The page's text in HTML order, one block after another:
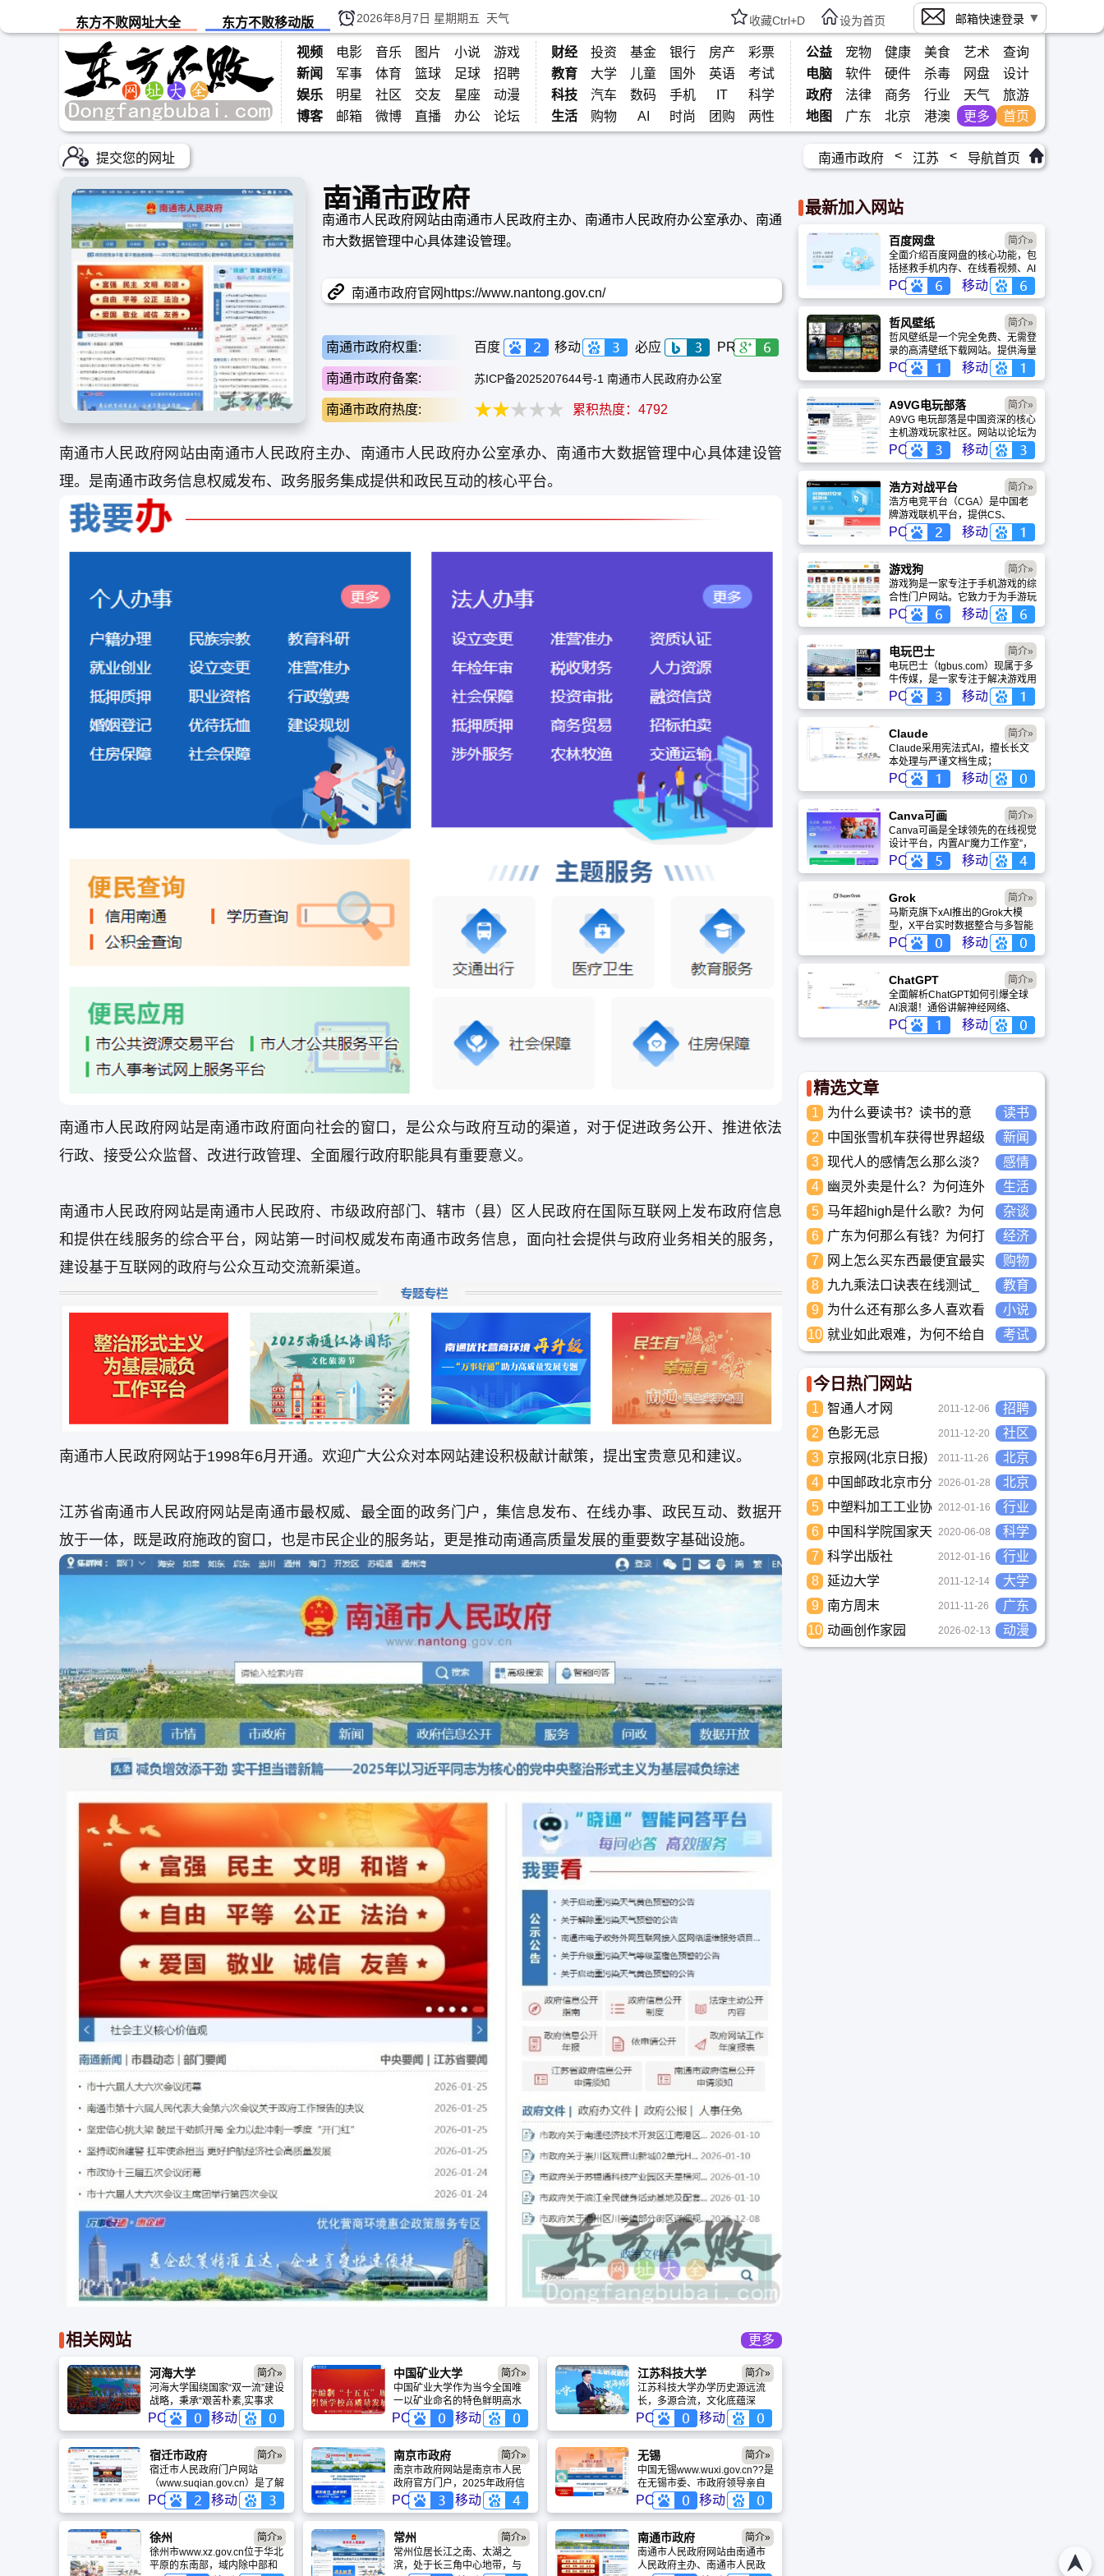
东方不败网址大全 东方不败移动版 2026年8月7日 星期期五 天气 收藏Ctrl+D 设为首页 邮箱快速登录
视频 电影 音乐 图片 小说
游戏
新闻
军事 体育 篮球 足球
招聘
娱乐
明星 社区 交友 星座
动漫
博客
邮箱 微博 直播 办公 论坛
财经 投资 基金 银行 房产
彩票
教育
大学 儿童 国外 英语
考试
科技
汽车 数码 手机 IT
科学
生活
购物 AI 时尚 团购 两性
公益 宠物 健康 美食 艺术
查询
电脑
软件 硬件 杀毒 网盘
设计
政府
法律 商务 行业 天气
旅游
地图
广东 北京 港澳 更多 首页
提交您的网址 南通市政府 < 江苏 < 导航首页
南通市政府
南通市人民政府网站由南通市人民政府主办、南通市人民政府办公室承办、南通
市大数据管理中心具体建设管理。
南通市政府官网https://www.nantong.gov.cn/
南通市政府权重: 百度 移动 必应 PR
南通市政府备案: 苏ICP备2025207644号-1 南通市人民政府办公室
南通市政府热度: 累积热度： 4792
南通市人民政府网站由南通市人民政府主办、南通市人民政府办公室承办、南通市大数据管理中心具体建设管
理。是南通市政务信息权威发布、政务服务集成提供和政民互动的核心平台。
南通市人民政府网站是南通市政府面向社会的窗口，是公众与政府互动的渠道，对于促进政务公开、推进依法
行政、接受公众监督、改进行政管理、全面履行政府职能具有重要意义。
南通市人民政府网站是南通市人民政府、市级政府部门、辖市（县）区人民政府在国际互联网上发布政府信息
和提供在线服务的综合平台，网站第一时间权威发布南通市政务信息，面向社会提供与政府业务相关的服务，
建设基于互联网的政府与公众互动交流新渠道。
南通市人民政府网站于1998年6月开通。欢迎广大公众对本网站建设积极献计献策，提出宝贵意见和建议。
江苏省南通市人民政府网站是南通市最权威、最全面的政务门户，集信息发布、在线办事、政民互动、数据开
放于一体，既是政府施政的窗口，也是市民企业的服务站，更是推动南通高质量发展的重要数字基础设施。
相关网站 更多
河海大学
河海大学围绕国家“双一流”建设
战略，秉承“艰苦朴素,实事求
是，严格要求，勇于探索”校
训，全面加强党的领导，全面
提升治理能力，深化内涵式发
展，正在朝着世界一流特色研
究型大学的奋斗目标迈进。
PC 移动
简介» 中国矿业大学
中国矿业大学作为当今全国唯
一以矿业命名的特色鲜明高水
平大学，在上级主管部门、煤
炭能源行业和社会各界的支持
下，通过长期发展和建设，已
经形成了以工科为主、以矿业
为特色，理工文管等多学科协
调发展的学科专业体系和多科
性大学的基本格局。
PC 移动
简介» 江苏科技大学
江苏科技大学办学历史源远流
长，多源合流，文化底蕴深
厚。学校源自1933年上海大公
职业学校，1953年组建上海船
舶工业学校——新中国第一所
造船中等专业学校，1970年迁
至镇江，1971年更名为镇江船
舶工业学校，1978年升格为本
科并更名为镇江船舶学院，
1993年更名为华东船舶工业学
院。
PC 移动
简介»
宿迁市政府
宿迁市人民政府门户网站
（www.suqian.gov.cn）是了解
宿迁、办事创业、参与治理的
重要官方门户，兼具权威性、
服务性与互动性。发布宿迁市
委、市政府重大决策、市长刘
浩等领导调研动态、政策解读
等一手信息。
PC 移动
简介» 南京市政府
南京市政府网站是南京市人民
政府官方门户，2025年政府信
息公开合格率100%。提供个
人/法人服务超500项，年在线
办理量超500万件；开设“书记
信箱”“市长信箱”，留言按期办
结率100%；发布统计公报、经
济数据等公共数据超500项，联
PC 移动
简介» 无锡
中国无锡www.wuxi.gov.cn??是
在无锡市委、市政府领导亲自
关心、 指导下建立和发展起来
的政府门户网站，这是一个依
托因特网，集对外宣传、政务
公开、网上办事、政民互动功
能于一体，市县区两级政府统
一对外的政府门户网站。积极
PC 移动
简介»
徐州
徐州市www.xz.gov.cn位于华北
平原的东南部，域内除中部和
简介» 常州
常州位居长江之南、太湖之
滨，处于长三角中心地带，与
简介» 南通市政府
南通市人民政府网站由南通市
人民政府主办、南通市人民政
简介»
最新加入网站
百度网盘
全面介绍百度网盘的核心功能，包
括拯救手机内存、在线看视频、AI
智能做笔记与总结长文。详细解答
数据安全性及服务器备份机制，带
你了解GenFlow AI智能体如何帮
你高效办公与学习。
PC 移动
简介»
哲风壁纸
哲风壁纸是一个完全免费、无需登
录的高清壁纸下载网站。提供海量
4K、8K超清电脑与手机壁纸，涵
盖动漫、风景、赛博朋克等多元风
格。支持动态壁纸与头像制作，国
内访问极速，是美化桌面的首选平
台。
PC 移动
简介»
A9VG电玩部落
A9VG 电玩部落是中国资深的核心
主机游戏玩家社区。网站以论坛为
核心，提供全面的主机游戏资讯、
攻略和资料库，覆盖
PlayStation、Xbox、Switch 等全
平台。凭借其深厚的历史积淀和活
跃的用户群体，A9VG 成为硬核玩
家交流心得、分享攻略的首选平台
之一。
PC 移动
简介»
浩方对战平台
浩方电竞平台（CGA）是中国老
牌游戏联机平台，提供CS、
War3、星际争霸等经典游戏的稳
定联机服务。重温DOTA1的激情
岁月，找回当年的战友。同时提供
最新CGA电竞赛事资讯及热门页
游入口，致敬中国电竞的黄金时
代。
PC 移动
简介»
游戏狗
游戏狗是一家专注于手机游戏的综
合性门户网站。它致力于为手游玩
家提供最新、最全的游戏资讯、攻
略、评测及视频等内容，是国内较
早一批专注于移动游戏领域的垂直
媒体。
PC 移动
简介»
电玩巴士
电玩巴士（tgbus.com）现属于多
牛传媒，是一家专注于解决游戏用
户需求的综合性游戏门户网站，电
玩巴士是一个全面的综合性游戏门
户，专注于为全球玩家提供主机、
PC及移动端游戏的全方位资讯。
PC 移动
简介»
Claude
Claude采用宪法式AI，擅长长文
本处理与严谨文档生成；
ChatGPT基于RLHF，在复杂推
理、代码与快速迭代上占优。两者
定位不同，各有千秋。
PC 移动
简介»
Canva可画
Canva可画是全球领先的在线视觉
设计平台，内置AI“魔力工作室”，
提供海量正版模板与素材。无论是
自媒体封面、企业海报还是PPT，
零基础用户也能轻松实现专业级创
作，让设计触手可及。
PC 移动
简介»
Grok
马斯克旗下xAI推出的Grok大模
型，X平台实时数据整合与多智能
体协作的核心优势。针对其中文能
力、隐私安全及幻觉问题等高频疑
问进行客观解答，提供AI选型参
考。
PC 移动
简介»
ChatGPT‌
全面解析ChatGPT如何引爆全球
AI浪潮！通俗讲解神经网络、
Transformer与RLHF核心技术，
带您轻松看懂大语言模型如何重塑
PC 移动
简介»
精选文章
1
为什么要读书？读书的意
义？怎么教育孩子读书？
读书
2
中国张雪机车获得世界超级
摩托车锦标赛冠军
新闻
3
现代人的感情怎么那么淡?
未来又应该如何面对这人情
淡如水的局面呢
感情
4
幽灵外卖是什么？为何连外
卖骑手都看不下去要举报？
生活
5
马年超high是什么歌？为何
两广人听到那么搞笑？马超
high到底是什么意思？
杂谈
6
广东为何那么有钱？为何打
工都到广东去，广东连续37
年全国各省GDP第一。
经济
7
网上怎么买东西最便宜最实
惠?
购物
8
九九乘法口诀表在线测试_
高清完整版下载_小学数学
口算练习
教育
9
为什么还有那么多人喜欢看
小说？小说到底有什么魅力
长盛不衰？
小说
10 就业如此艰难，为何不给自
己学习考试充电，学一技之
考试
今日热门网站
1 智通人才网 2011-12-06
招聘
2
色影无忌 2011-12-20
社区
3
京报网(北京日报) 2011-11-26
北京
4
中国邮政北京市分
公司
2026-01-28
北京
5
中塑料加工工业协
会
2012-01-16
行业
6
中国科学院国家天
文台
2020-06-08
科学
7
科学出版社 2012-01-16
行业
8
延边大学 2011-12-14
大学
9
南方周末 2011-11-26
广东
10 动画创作家园 2026-02-13 动漫